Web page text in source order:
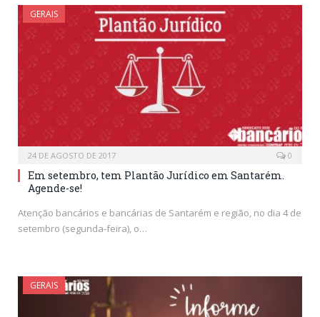
GERAIS
24 DE AGOSTO DE 2017 0
Em setembro, tem Plantão Jurídico em Santarém.
Agende-se!
Atenção bancários e bancárias de Santarém e região, no dia 4 de
setembro (segunda-feira), o…
GERAIS